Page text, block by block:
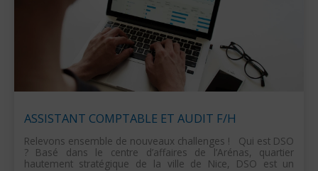
ASSISTANT COMPTABLE ET AUDIT F/H
Relevons ensemble de nouveaux challenges ! Qui est DSO
? Basé dans le centre d’affaires de l’Arénas, quartier
hautement stratégique de la ville de Nice, DSO est un